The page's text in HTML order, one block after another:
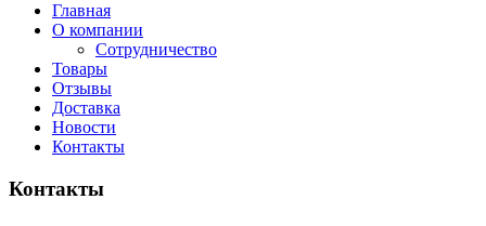
Главная
О компании
Сотрудничество
Товары
Отзывы
Доставка
Новости
Контакты
Контакты